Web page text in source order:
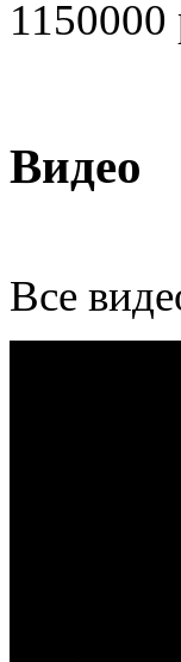
1150000
Видео
Все